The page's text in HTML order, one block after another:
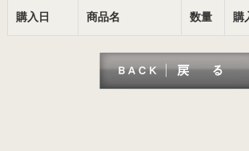
購入日 商品名 数量 購